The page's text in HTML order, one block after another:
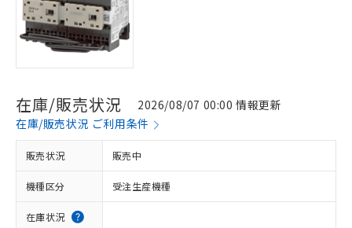
在庫/販売状況
2026/08/07 00:00 情報更新
在庫/販売状況 ご利用条件
販売状況 販売中
機種区分 受注生産機種
在庫状況